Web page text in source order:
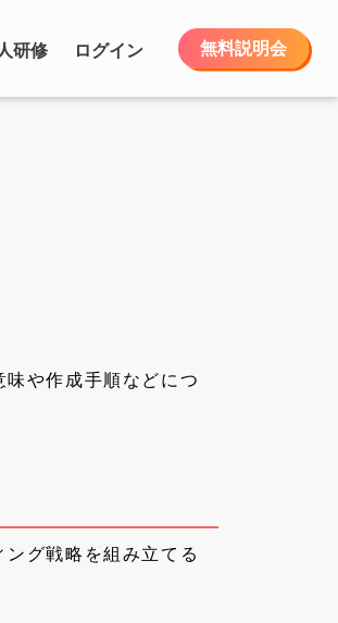
研修 ログイン 無料説明会
や作成手順などにつ
グ戦略を組み立てる